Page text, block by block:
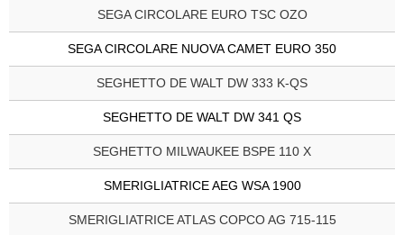
SEGA CIRCOLARE EURO TSC OZO
SEGA CIRCOLARE NUOVA CAMET EURO 350
SEGHETTO DE WALT DW 333 K-QS
SEGHETTO DE WALT DW 341 QS
SEGHETTO MILWAUKEE BSPE 110 X
SMERIGLIATRICE AEG WSA 1900
SMERIGLIATRICE ATLAS COPCO AG 715-115